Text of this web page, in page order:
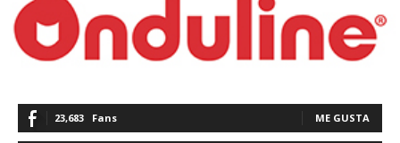
23,683 Fans ME GUSTA